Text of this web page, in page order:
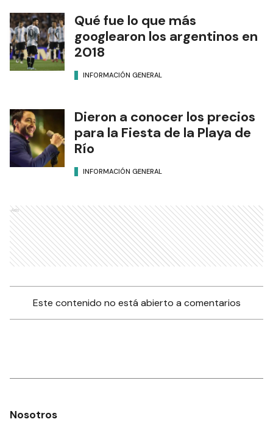
Qué fue lo que más
googlearon los argentinos en
2018
INFORMACIÓN GENERAL
Dieron a conocer los precios
para la Fiesta de la Playa de
Río
INFORMACIÓN GENERAL
Ads
Este contenido no está abierto a comentarios
Nosotros